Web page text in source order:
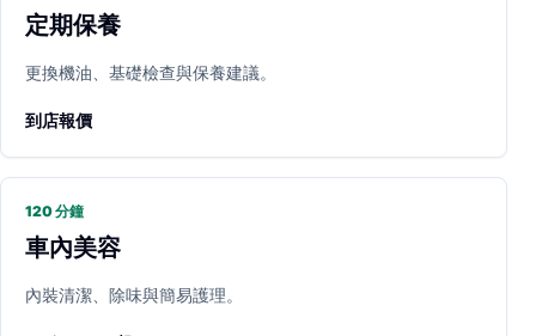
定期保養
更換機油、基礎檢查與保養建議。
到店報價
120 分鐘
車內美容
內裝清潔、除味與簡易護理。